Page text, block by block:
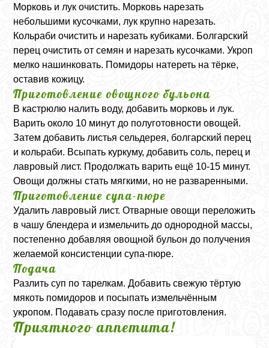
Морковь и лук очистить. Морковь нарезать
небольшими кусочками, лук крупно нарезать.
Кольраби очистить и нарезать кубиками. Болгарский
перец очистить от семян и нарезать кусочками. Укроп
мелко нашинковать. Помидоры натереть на тёрке,
оставив кожицу.
Приготовление овощного бульона
В кастрюлю налить воду, добавить морковь и лук.
Варить около 10 минут до полуготовности овощей.
Затем добавить листья сельдерея, болгарский перец
и кольраби. Всыпать куркуму, добавить соль, перец и
лавровый лист. Продолжать варить ещё 10-15 минут.
Овощи должны стать мягкими, но не разваренными.
Приготовление супа-пюре
Удалить лавровый лист. Отварные овощи переложить
в чашу блендера и измельчить до однородной массы,
постепенно добавляя овощной бульон до получения
желаемой консистенции супа-пюре.
Подача
Разлить суп по тарелкам. Добавить свежую тёртую
мякоть помидоров и посыпать измельчённым
укропом. Подавать сразу после приготовления.
Приятного аппетита!